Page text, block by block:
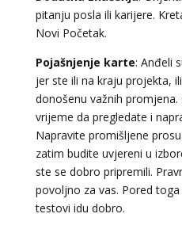
pitanju posla ili karijere.
Novi Početak.
Pojašnjenje karte: Anđeli
jer ste ili na kraju projekta,
donošenu važnih promjena.
vrijeme da pregledate i
Napravite promišljene
zatim budite uvjereni u
ste se dobro pripremili.
povoljno za vas. Pored
testovi idu dobro.
TEHNIKE:numerologija,
Broj tel:
tel:0,93€ -
ALBA/ Kod